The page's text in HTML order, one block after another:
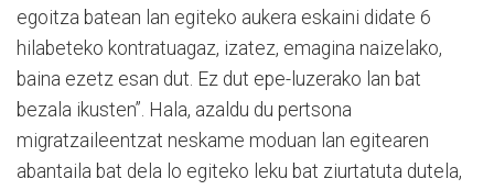
egoitza batean lan egiteko aukera eskaini didate 6
hilabeteko kontratuagaz, izatez, emagina naizelako,
baina ezetz esan dut. Ez dut epe-luzerako lan bat
bezala ikusten”. Hala, azaldu du pertsona
migratzaileentzat neskame moduan lan egitearen
abantaila bat dela lo egiteko leku bat ziurtatuta dutela,